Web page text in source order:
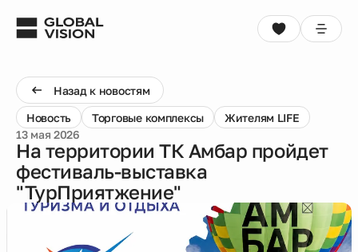
Выбрать квартиру
Проекты
Недвижимость
Коммерция
Назад к новостям
Новость
Торговые комплексы
Жителям LIFE
13 мая 2026
На территории ТК Амбар пройдет
фестиваль-выставка
"ТурПриятжение"